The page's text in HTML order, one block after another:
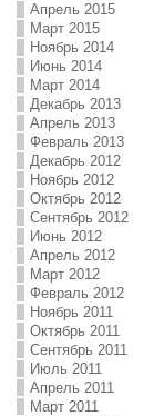
Апрель 2015
Март 2015
Ноябрь 2014
Июнь 2014
Март 2014
Декабрь 2013
Апрель 2013
Февраль 2013
Декабрь 2012
Ноябрь 2012
Октябрь 2012
Сентябрь 2012
Июнь 2012
Апрель 2012
Март 2012
Февраль 2012
Ноябрь 2011
Октябрь 2011
Сентябрь 2011
Июль 2011
Апрель 2011
Март 2011